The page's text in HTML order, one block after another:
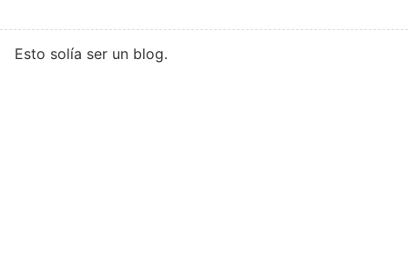
Esto solía ser un blog.